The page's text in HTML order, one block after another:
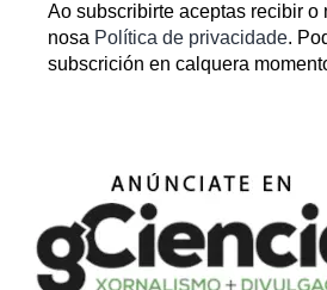
Ao subscribirte aceptas recibir o
nosa Política de privacidade.
subscrición en calquera